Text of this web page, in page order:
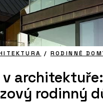
/ RODINNÉ
architektuře:
rodinný